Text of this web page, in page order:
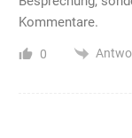
Kommentare.
0